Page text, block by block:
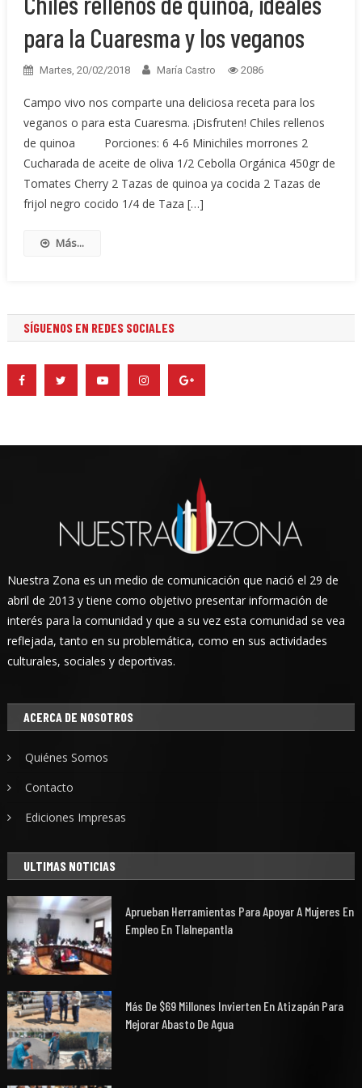
para la Cuaresma y los veganos
Martes, 20/02/2018 María Castro 2086
Campo vivo nos comparte una deliciosa receta para los
veganos o para esta Cuaresma. ¡Disfruten! Chiles rellenos
de quinoa Porciones: 6 4-6 Minichiles morrones 2
Cucharada de aceite de oliva 1/2 Cebolla Orgánica 450gr de
Tomates Cherry 2 Tazas de quinoa ya cocida 2 Tazas de
frijol negro cocido 1/4 de Taza […]
Más...
SÍGUENOS EN REDES SOCIALES
Nuestra Zona es un medio de comunicación que nació el 29 de
abril de 2013 y tiene como objetivo presentar información de
interés para la comunidad y que a su vez esta comunidad se vea
reflejada, tanto en su problemática, como en sus actividades
culturales, sociales y deportivas.
ACERCA DE NOSOTROS
Quiénes Somos
Contacto
Ediciones Impresas
ULTIMAS NOTICIAS
Aprueban Herramientas Para Apoyar A Mujeres En
Empleo En Tlalnepantla
Más De $69 Millones Invierten En Atizapán Para
Mejorar Abasto De Agua